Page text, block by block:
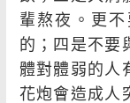
輩熬夜。更
的；四是不要
體對體弱的人
花炮會造成人